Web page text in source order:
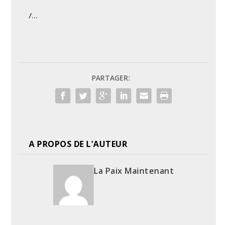
/…
PARTAGER:
A PROPOS DE L'AUTEUR
La Paix Maintenant